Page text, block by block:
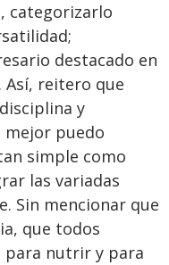
categorizarlo
destacado en
Así, reitero que
y
mejor puedo
simple como
las variadas
Sin mencionar que
que todos
para nutrir y para